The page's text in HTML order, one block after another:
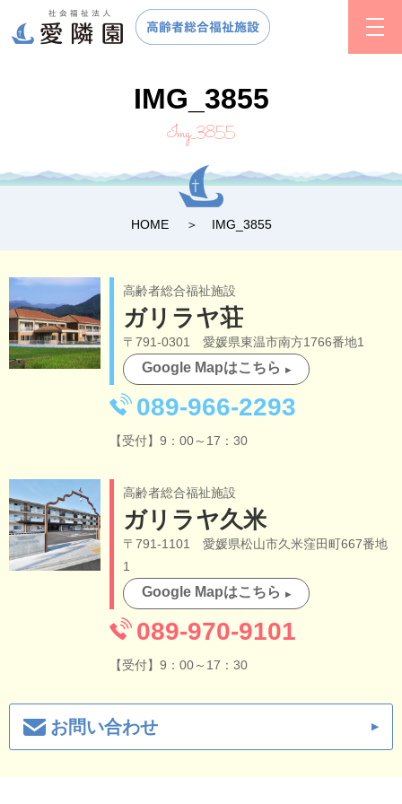
IMG_3855
Img_3855
HOME IMG_3855
高齢者総合福祉施設
ガリラヤ荘
〒791-0301 愛媛県東温市南方1766番地1
Google Mapはこちら
089-966-2293
【受付】9：00～17：30
高齢者総合福祉施設
ガリラヤ久米
〒791-1101 愛媛県松山市久米窪田町667番地
1
Google Mapはこちら
089-970-9101
【受付】9：00～17：30
お問い合わせ